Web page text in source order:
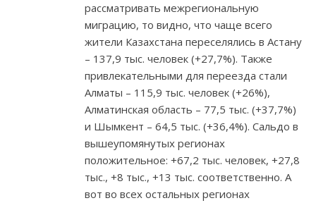
рассматривать межрегиональную
миграцию, то видно, что чаще всего
жители Казахстана переселялись в Астану
– 137,9 тыс. человек (+27,7%). Также
привлекательными для переезда стали
Алматы – 115,9 тыс. человек (+26%),
Алматинская область – 77,5 тыс. (+37,7%)
и Шымкент – 64,5 тыс. (+36,4%). Сальдо в
вышеупомянутых регионах
положительное: +67,2 тыс. человек, +27,8
тыс., +8 тыс., +13 тыс. соответственно. А
вот во всех остальных регионах